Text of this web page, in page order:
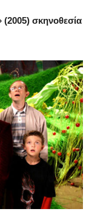
(2005) σκηνοθεσία